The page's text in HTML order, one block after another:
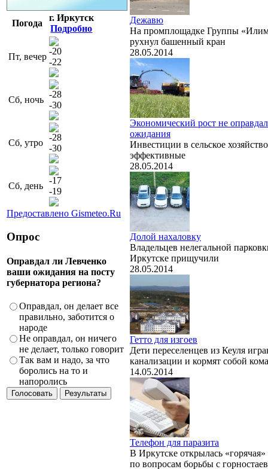
Погода
г. Иркутск
Подробно
Пт, вечер
-20
-22
Сб, ночь
-28
-30
Сб, утро
-28
-30
Сб, день
-17
-19
Предоставлено Gismeteo.Ru
Опрос
Оправдал ли Левченко
ваши ожидания на посту
губернатора региона?
Оправдал, он делает все
правильно, заботится о
народе
Не оправдал, он ничего
не делает, только говорит
Так вам и надо, за что
боролись на то и
напоролись
Дежавю
На промплощадке Группы
рухнул башенный кран
28.05.2014
Экономический рост не оправдал
ожидания
Инвестиции в сельское
эффективные
28.05.2014
Долой нахаловку
Владельцев нелегальной
Иркутске прищучили
28.05.2014
Гетто для изгоев
Дети переселенцев из Кеуля
канализации и кормят собой
14.05.2014
Телефон для паразита
В Иркутске открылась
по вопросам борьбы с